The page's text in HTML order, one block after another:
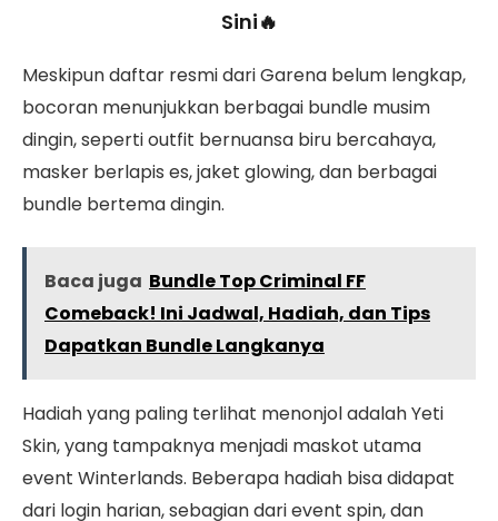
Sini🔥
Meskipun daftar resmi dari Garena belum lengkap,
bocoran menunjukkan berbagai bundle musim
dingin, seperti outfit bernuansa biru bercahaya,
masker berlapis es, jaket glowing, dan berbagai
bundle bertema dingin.
Baca juga Bundle Top Criminal FF
Comeback! Ini Jadwal, Hadiah, dan Tips
Dapatkan Bundle Langkanya
Hadiah yang paling terlihat menonjol adalah Yeti
Skin, yang tampaknya menjadi maskot utama
event Winterlands. Beberapa hadiah bisa didapat
dari login harian, sebagian dari event spin, dan